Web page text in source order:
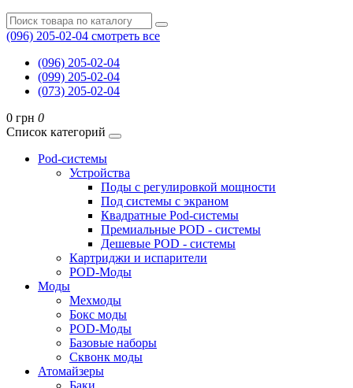
(096) 205-02-04 смотреть все
(096) 205-02-04
(099) 205-02-04
(073) 205-02-04
0 грн 0
Список категорий
Pod-системы
Устройства
Поды с регулировкой мощности
Под системы с экраном
Квадратные Pod-системы
Премиальные POD - системы
Дешевые POD - системы
Картриджи и испарители
POD-Моды
Моды
Мехмоды
Бокс моды
POD-Моды
Базовые наборы
Сквонк моды
Атомайзеры
Баки